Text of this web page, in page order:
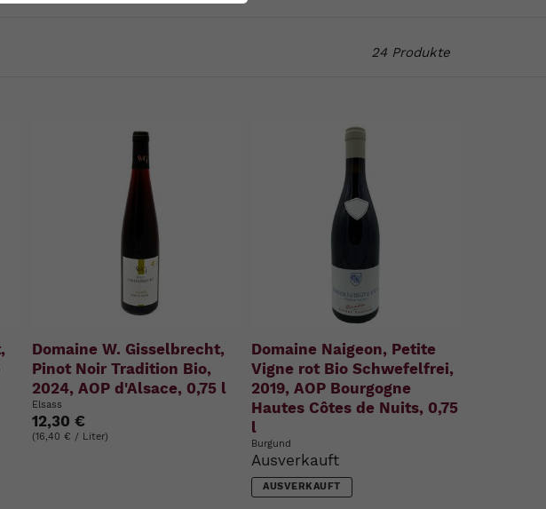
24 Produkte
Domaine W. Gisselbrecht,
Pinot Noir Tradition Bio,
2024, AOP d'Alsace, 0,75 l
Elsass
12,30 €
(16,40 € / Liter)
Domaine Naigeon, Petite
Vigne rot Bio Schwefelfrei,
2019, AOP Bourgogne
Hautes Côtes de Nuits, 0,75
l
Burgund
Ausverkauft
AUSVERKAUFT